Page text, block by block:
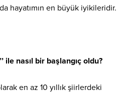
hayatımın en büyük iyikileridir.
ile nasıl bir başlangıç oldu?
en az 10 yıllık şiirlerdeki